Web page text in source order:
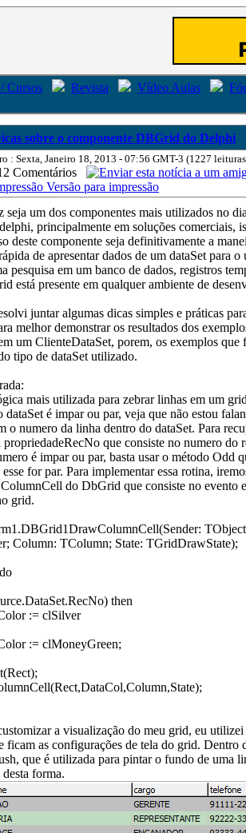
Cursos Revista Vídeo Aulas
sobre o componente DBGrid do Delphi
: Sexta, Janeiro 18, 2013 - 07:56 GMT-3 (1227
Comentários
Versão para impressão
um dos componentes mais utilizados no
principalmente em soluções comerciais,
deste componente seja definitivamente a
de apresentar dados de um dataSet para o
pesquisa em um banco de dados, registros
está presente em qualquer ambiente de
juntar algumas dicas simples e práticas
melhor demonstrar os resultados dos
um ClienteDataSet, porem, os exemplos que
tipo de dataSet utilizado.
mais utilizada para zebrar linhas em um
dataSet é impar ou par, veja que não estou
o numero da linha dentro do dataSet. Para
propriedadeRecNo que consiste no numero do
é impar ou par, basta usar o método Odd
for par. Para implementar essa rotina,
do DbGrid que consiste no evento
grid.
Column: TColumn; State: TGridDrawState);
then
:= clSilver
:= clMoneyGreen;
a visualização do meu grid, eu utilizei
ficam as configurações de tela do grid. Dentro
que é utilizada para pintar o fundo de uma
forma.